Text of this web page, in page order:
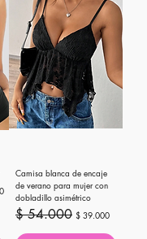
oferta
Camisa blanca de encaje
de verano para mujer con
dobladillo asimétrico
Precio
$ 54.000 Precio de oferta
$ 39.000